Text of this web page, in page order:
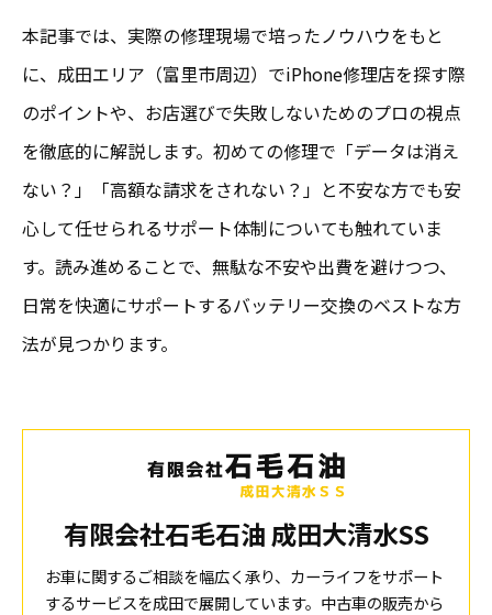
本記事では、実際の修理現場で培ったノウハウをもと
に、成田エリア（富里市周辺）でiPhone修理店を探す際
のポイントや、お店選びで失敗しないためのプロの視点
を徹底的に解説します。初めての修理で「データは消え
ない？」「高額な請求をされない？」と不安な方でも安
心して任せられるサポート体制についても触れていま
す。読み進めることで、無駄な不安や出費を避けつつ、
日常を快適にサポートするバッテリー交換のベストな方
法が見つかります。
有限会社石毛石油 成田大清水SS
お車に関するご相談を幅広く承り、カーライフをサポート
するサービスを成田で展開しています。中古車の販売から